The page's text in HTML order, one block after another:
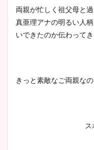
両親が忙しく祖父母と
真亜理アナの明るい人
いできたのか伝わってき
きっと素敵なご両親な